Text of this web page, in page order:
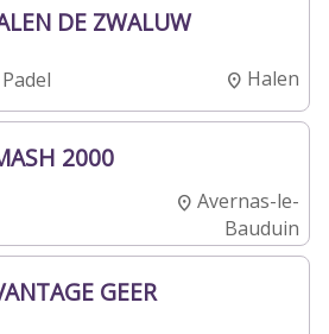
DE ZWALUW
Halen
2000
Avernas-le-
Bauduin
GEER